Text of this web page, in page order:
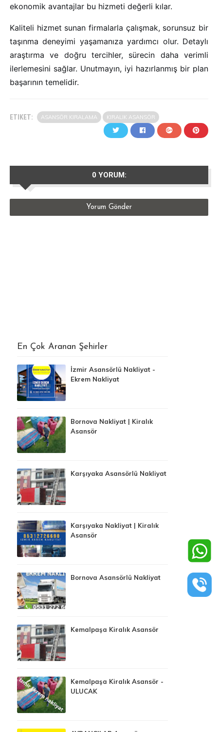
ekonomik avantajlar bu hizmeti değerli kılar.
Kaliteli hizmet sunan firmalarla çalışmak, sorunsuz bir
taşınma deneyimi yaşamanıza yardımcı olur. Detaylı
araştırma ve doğru tercihler, sürecin daha verimli
ilerlemesini sağlar. Unutmayın, iyi hazırlanmış bir plan
başarının temelidir.
ETIKET: ASANSÖR KIRALAMA KIRALIK ASANSÖR
0 YORUM:
Yorum Gönder
En Çok Aranan Şehirler
İzmir Asansörlü Nakliyat -
Ekrem Nakliyat
Bornova Nakliyat | Kiralık
Asansör
Karşıyaka Asansörlü Nakliyat
Karşıyaka Nakliyat | Kiralık
Asansör
Bornova Asansörlü Nakliyat
Kemalpaşa Kiralık Asansör
Kemalpaşa Kiralık Asansör -
ULUCAK